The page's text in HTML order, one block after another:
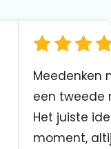
Meedenken
een tweede
Het juiste
moment,